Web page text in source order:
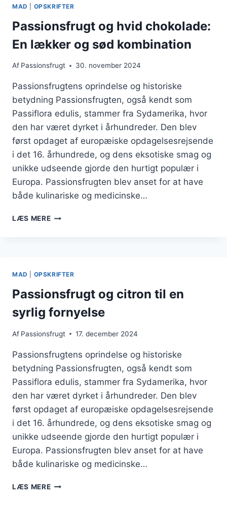
MAD OPSKRIFTER
Passionsfrugt og hvid chokolade:
En lækker og sød kombination
Af Passionsfrugt 30. november 2024
Passionsfrugtens oprindelse og historiske
betydning Passionsfrugten, også kendt som
Passiflora edulis, stammer fra Sydamerika, hvor
den har været dyrket i århundreder. Den blev
først opdaget af europæiske opdagelsesrejsende
i det 16. århundrede, og dens eksotiske smag og
unikke udseende gjorde den hurtigt populær i
Europa. Passionsfrugten blev anset for at have
både kulinariske og medicinske…
LÆS MEREPASSIONSFRUGT
SØD
KOMBINATION
MAD OPSKRIFTER
Passionsfrugt og citron til en
syrlig fornyelse
Af Passionsfrugt 17. december 2024
Passionsfrugtens oprindelse og historiske
betydning Passionsfrugten, også kendt som
Passiflora edulis, stammer fra Sydamerika, hvor
den har været dyrket i århundreder. Den blev
først opdaget af europæiske opdagelsesrejsende
i det 16. århundrede, og dens eksotiske smag og
unikke udseende gjorde den hurtigt populær i
Europa. Passionsfrugten blev anset for at have
både kulinariske og medicinske…
LÆS MEREPASSIONSFRUGT